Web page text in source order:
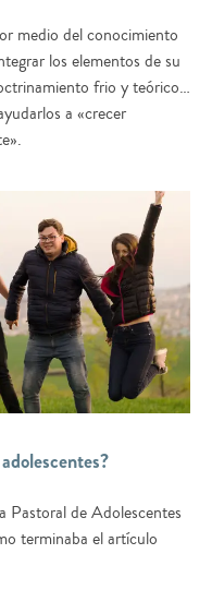
medio del conocimiento
los elementos de su
frio y teórico…
a «crecer
Pastoral de Adolescentes
terminaba el artículo